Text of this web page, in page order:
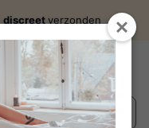
discreetverzonden